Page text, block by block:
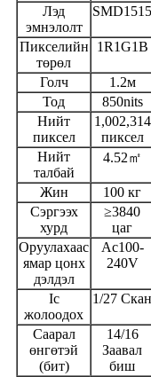
Лэд
эмнэлолт
SMD1515
Пикселийн
төрөл
1R1G1B
Голч 1.2м
Тод
850nits
Нийт
пиксел
1,002,314
пиксел
Нийт
талбай
4.52㎡
Жин 100 кг
Сэргээх
хурд
≥3840
цаг
Оруулахаас
ямар цонх
дэлдэл
Ac100-
240V
Ic
жолоодох
1/27 Скан
Саарал
өнгөтэй
(бит)
14/16
Заавал
биш